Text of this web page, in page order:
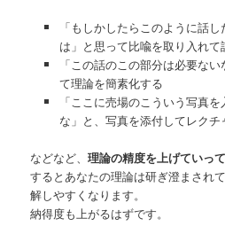
「もしかしたらこのように話
は」と思って比喩を取り入れて
「この話のこの部分は必要な
て理論を簡素化する
「ここに売場のこういう写真
な」と、写真を添付してレクチ
などなど、理論の精度を上げていっ
するとあなたの理論は研ぎ澄まされ
解しやすくなります。
納得度も上がるはずです。